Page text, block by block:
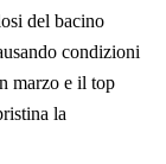
del bacino
condizioni
marzo e il top
la